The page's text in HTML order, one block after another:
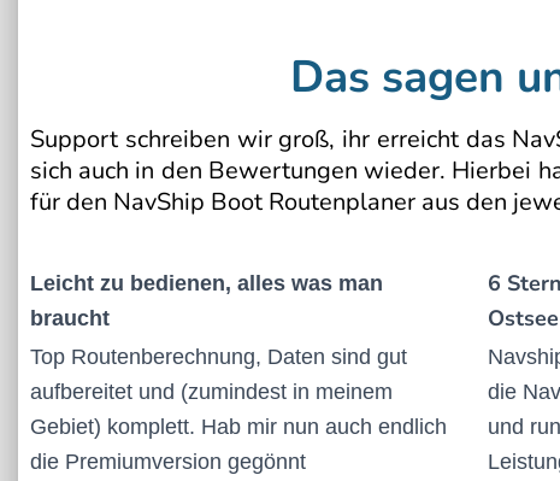
Das sagen
Support schreiben wir groß, ihr erreicht das
sich auch in den Bewertungen wieder. Hierbei
für den NavShip Boot Routenplaner aus den
Leicht zu bedienen, alles was man
braucht
Top Routenberechnung, Daten sind gut
aufbereitet und (zumindest in meinem
Gebiet) komplett. Hab mir nun auch endlich
die Premiumversion gegönnt
6
Ostsee
die
und